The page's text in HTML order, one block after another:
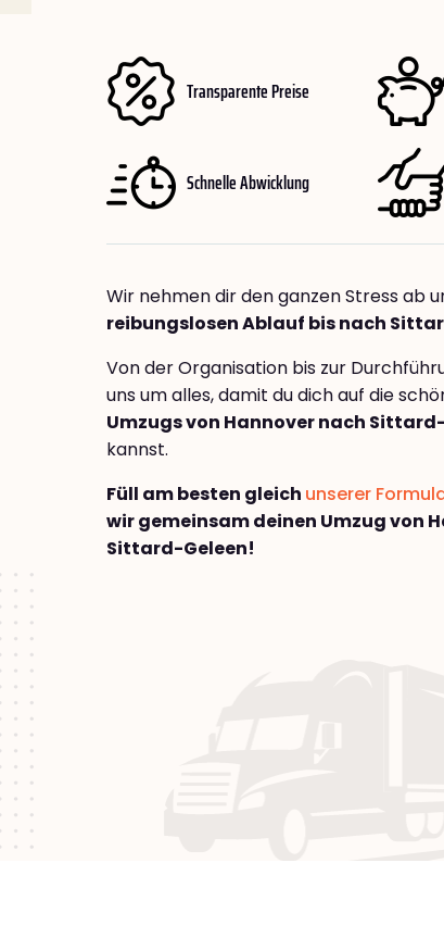
Transparente Preise
Schnelle Abwicklung
Wir nehmen dir den ganzen Stress ab
reibungslosen Ablauf bis nach
Von der Organisation bis zur
uns um alles, damit du dich auf die
Umzugs von Hannover nach
kannst.
Füll am besten gleich unserer
wir gemeinsam deinen Umzug von
Sittard-Geleen!